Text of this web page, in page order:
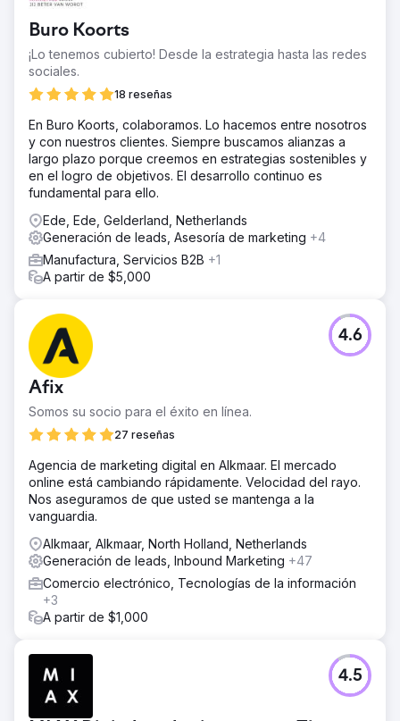
Buro Koorts
¡Lo tenemos cubierto! Desde la estrategia hasta las redes
sociales.
18 reseñas
En Buro Koorts, colaboramos. Lo hacemos entre nosotros
y con nuestros clientes. Siempre buscamos alianzas a
largo plazo porque creemos en estrategias sostenibles y
en el logro de objetivos. El desarrollo continuo es
fundamental para ello.
Ede, Ede, Gelderland, Netherlands
Generación de leads, Asesoría de marketing +4
Manufactura, Servicios B2B +1
A partir de $5,000
Afix
Somos su socio para el éxito en línea.
27 reseñas
4.6
Agencia de marketing digital en Alkmaar. El mercado
online está cambiando rápidamente. Velocidad del rayo.
Nos aseguramos de que usted se mantenga a la
vanguardia.
Alkmaar, Alkmaar, North Holland, Netherlands
Generación de leads, Inbound Marketing +47
Comercio electrónico, Tecnologías de la información
+3
A partir de $1,000
4.5